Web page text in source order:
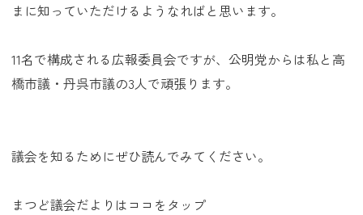
まに知っていただけるようなればと思います。
11名で構成される広報委員会ですが、公明党からは私と高
橋市議・丹呉市議の3人で頑張ります。
議会を知るためにぜひ読んでみてください。
まつど議会だよりはココ をタップ